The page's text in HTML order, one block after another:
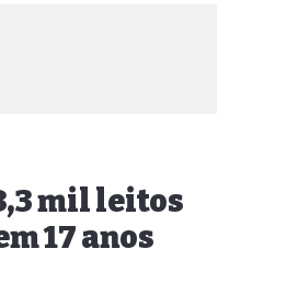
mil leitos
17 anos